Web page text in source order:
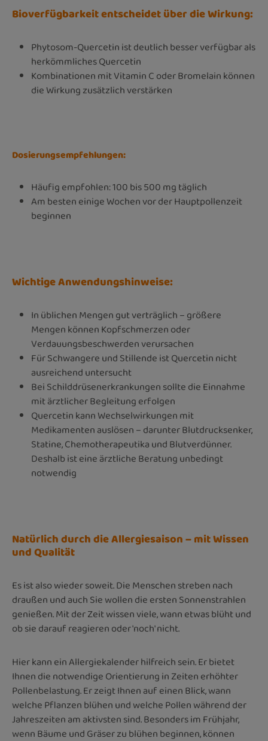
Bioverfügbarkeit entscheidet über die Wirkung:
Phytosom-Quercetin ist deutlich besser verfügbar als
herkömmliches Quercetin
Kombinationen mit Vitamin C oder Bromelain können
die Wirkung zusätzlich verstärken
Dosierungsempfehlungen:
Häufig empfohlen: 100 bis 500 mg täglich
Am besten einige Wochen vor der Hauptpollenzeit
beginnen
Wichtige Anwendungshinweise:
In üblichen Mengen gut verträglich – größere
Mengen können Kopfschmerzen oder
Verdauungsbeschwerden verursachen
Für Schwangere und Stillende ist Quercetin nicht
ausreichend untersucht
Bei Schilddrüsenerkrankungen sollte die Einnahme
mit ärztlicher Begleitung erfolgen
Quercetin kann Wechselwirkungen mit
Medikamenten auslösen – darunter Blutdrucksenker,
Statine, Chemotherapeutika und Blutverdünner.
Deshalb ist eine ärztliche Beratung unbedingt
notwendig
Natürlich durch die Allergiesaison – mit Wissen
und Qualität
Es ist also wieder soweit. Die Menschen streben nach
draußen und auch Sie wollen die ersten Sonnenstrahlen
genießen. Mit der Zeit wissen viele, wann etwas blüht und
ob sie darauf reagieren oder 'noch' nicht.
Hier kann ein Allergiekalender hilfreich sein. Er bietet
Ihnen die notwendige Orientierung in Zeiten erhöhter
Pollenbelastung. Er zeigt Ihnen auf einen Blick, wann
welche Pflanzen blühen und welche Pollen während der
Jahreszeiten am aktivsten sind. Besonders im Frühjahr,
wenn Bäume und Gräser zu blühen beginnen, können